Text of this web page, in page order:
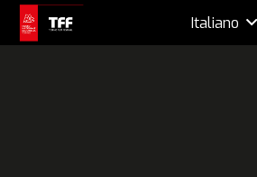
Italiano